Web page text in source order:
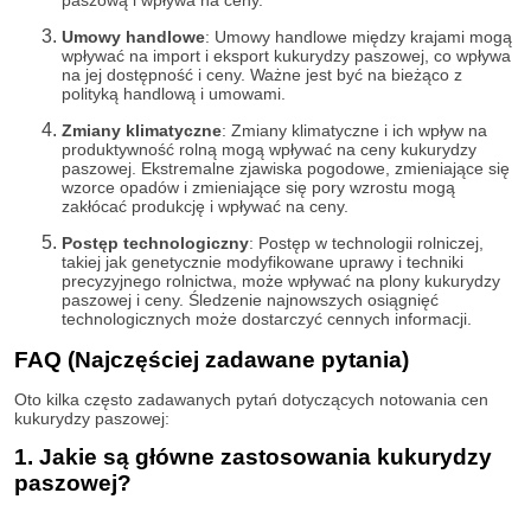
Umowy handlowe: Umowy handlowe między krajami mogą
wpływać na import i eksport kukurydzy paszowej, co wpływa
na jej dostępność i ceny. Ważne jest być na bieżąco z
polityką handlową i umowami.
Zmiany klimatyczne: Zmiany klimatyczne i ich wpływ na
produktywność rolną mogą wpływać na ceny kukurydzy
paszowej. Ekstremalne zjawiska pogodowe, zmieniające się
wzorce opadów i zmieniające się pory wzrostu mogą
zakłócać produkcję i wpływać na ceny.
Postęp technologiczny: Postęp w technologii rolniczej,
takiej jak genetycznie modyfikowane uprawy i techniki
precyzyjnego rolnictwa, może wpływać na plony kukurydzy
paszowej i ceny. Śledzenie najnowszych osiągnięć
technologicznych może dostarczyć cennych informacji.
FAQ (Najczęściej zadawane pytania)
Oto kilka często zadawanych pytań dotyczących notowania cen
kukurydzy paszowej:
1. Jakie są główne zastosowania kukurydzy
paszowej?